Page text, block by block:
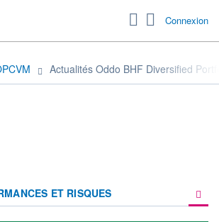
Connexion
Actualités Oddo BHF Diversified
ET RISQUES